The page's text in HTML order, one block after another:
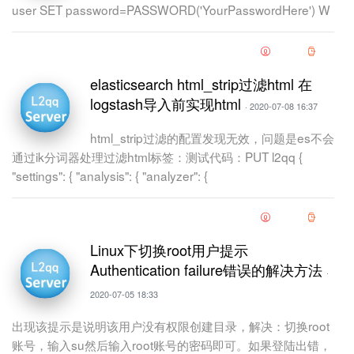
user SET password=PASSWORD('YourPasswordHere') W
elasticsearch html_strip过滤html 在
logstash导入前实现html · 2020-07-08 16:37
html_strip过滤的配置发现无效，问题是es不会
通过ik分词器处理过滤html标签：测试代码：PUT l2qq {
"settings": { "analysis": { "analyzer": {
Linux下切换root用户提示
Authentication failure错误的解决方法 ·
2020-07-05 18:33
出现该提示是说明该用户没有权限创建目录，解决：切换root
账号，输入su然后输入root账号的密码即可。如果登陆出错，